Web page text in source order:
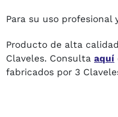
Para su uso profesional
Producto de alta
Claveles. Consulta aquí
fabricados por 3